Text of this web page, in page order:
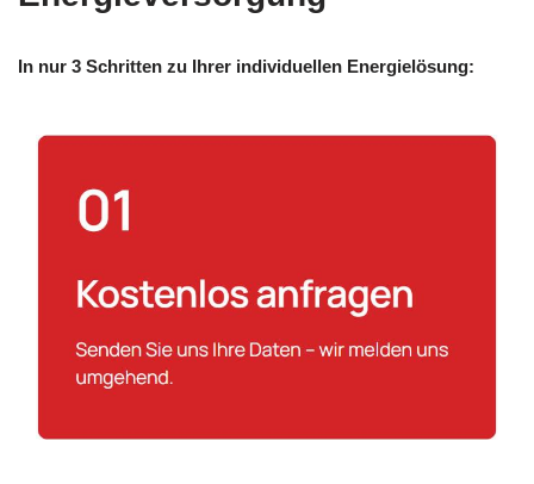
In nur 3 Schritten zu Ihrer individuellen Energielösung: